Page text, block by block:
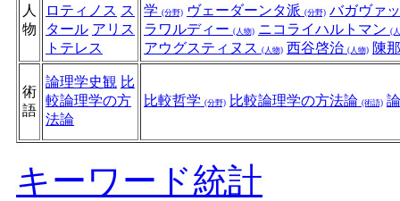
人
物
ロティノス ス
タール アリス
トテレス
学 (分野) ヴェーダーンタ派 (分野) バガヴァ
ラワルディー (人物) ニコライハルトマン (
アウグスティヌス (人物) 西谷啓治 (人物) 陳
術
語
論理学史観 比
較論理学の方
法論
比較哲学 (分野) 比較論理学の方法論 (術語)
キーワード統計